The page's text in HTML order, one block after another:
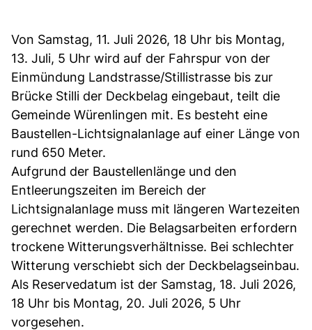
Von Samstag, 11. Juli 2026, 18 Uhr bis Montag,
13. Juli, 5 Uhr wird auf der Fahrspur von der
Einmündung Landstrasse/Stillistrasse bis zur
Brücke Stilli der Deckbelag eingebaut, teilt die
Gemeinde Würenlingen mit. Es besteht eine
Baustellen-Lichtsignalanlage auf einer Länge von
rund 650 Meter.
Aufgrund der Baustellenlänge und den
Entleerungszeiten im Bereich der
Lichtsignalanlage muss mit längeren Wartezeiten
gerechnet werden. Die Belagsarbeiten erfordern
trockene Witterungsverhältnisse. Bei schlechter
Witterung verschiebt sich der Deckbelagseinbau.
Als Reservedatum ist der Samstag, 18. Juli 2026,
18 Uhr bis Montag, 20. Juli 2026, 5 Uhr
vorgesehen.